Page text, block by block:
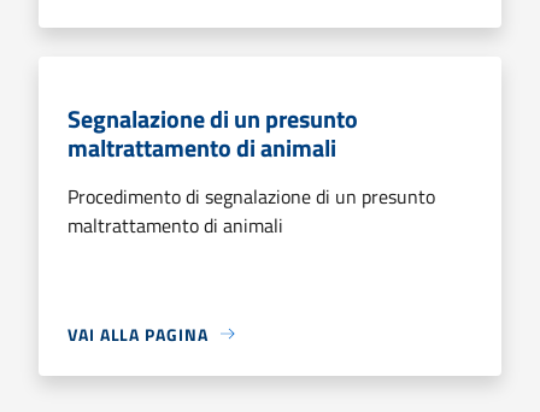
Segnalazione di un presunto
maltrattamento di animali
Procedimento di segnalazione di un presunto
maltrattamento di animali
VAI ALLA PAGINA